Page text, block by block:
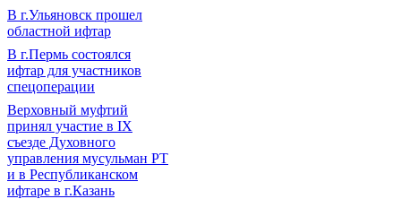
В г.Ульяновск прошел
областной ифтар
В г.Пермь состоялся
ифтар для участников
спецоперации
Верховный муфтий
принял участие в IХ
съезде Духовного
управления мусульман РТ
и в Республиканском
ифтаре в г.Казань